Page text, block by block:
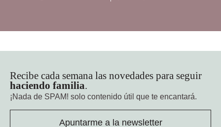
Recibe cada semana las novedades para seguir
haciendo familia.
¡Nada de SPAM! solo contenido útil que te encantará.
Apuntarme a la newsletter